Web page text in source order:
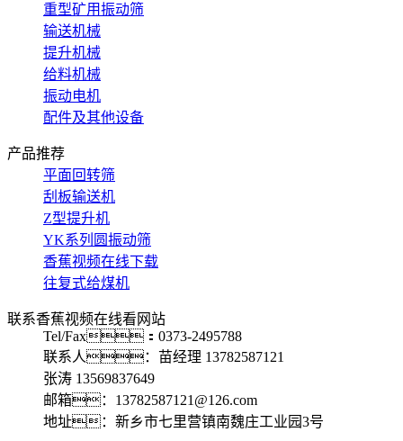
重型矿用振动筛
输送机械
提升机械
给料机械
振动电机
配件及其他设备
产品推荐
平面回转筛
刮板输送机
Z型提升机
YK系列圆振动筛
香蕉视频在线下载
往复式给煤机
联系香蕉视频在线看网站
Tel/Fax：0373-2495788
联系人：苗经理 13782587121
张涛 13569837649
邮箱：13782587121@126.com
地址：新乡市七里营镇南魏庄工业园3号